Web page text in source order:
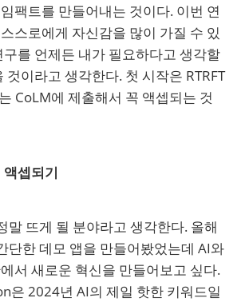
팩트를 만들어내는 것이다. 이번 연
스로에게 자신감을 많이 가질 수 있
를 언제든 내가 필요하다고 생각할
것이라고 생각한다. 첫 시작은 RTRFT
CoLM에 제출해서 꼭 액셉되는 것
액셉되기
말 뜨게 될 분야라고 생각한다. 올해
단한 데모 앱을 만들어봤었는데 AI와
서 새로운 혁신을 만들어보고 싶다.
은 2024년 AI의 제일 핫한 키워드일